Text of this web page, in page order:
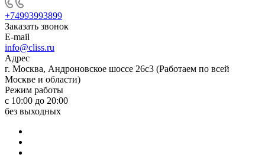
+74993993899
Заказать звонок
E-mail
info@cliss.ru
Адрес
г. Москва, Андроновское шоссе 26с3 (Работаем по всей
Москве и области)
Режим работы
с 10:00 до 20:00
без выходных